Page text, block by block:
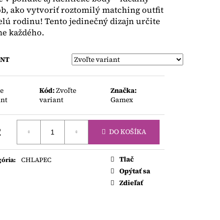
ako vytvoriť roztomilý matching outfit
rodinu! Tento jedinečný dizajn určite
každého.
Kód:Zvoľte
variant
Značka:
Gamex
DO KOŠÍKA
: CHLAPEC
Tlač
Opýtať sa
Zdieľať